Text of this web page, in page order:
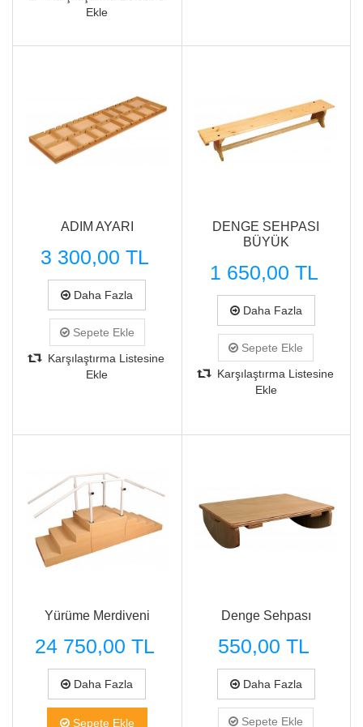
Ekle
ADIM AYARI
3 300,00 TL
Daha Fazla
Sepete Ekle
Karşılaştırma Listesine
Ekle
DENGE SEHPASI
BÜYÜK
1 650,00 TL
Daha Fazla
Sepete Ekle
Karşılaştırma Listesine
Ekle
Yürüme Merdiveni
24 750,00 TL
Daha Fazla
Sepete Ekle
Denge Sehpası
550,00 TL
Daha Fazla
Sepete Ekle